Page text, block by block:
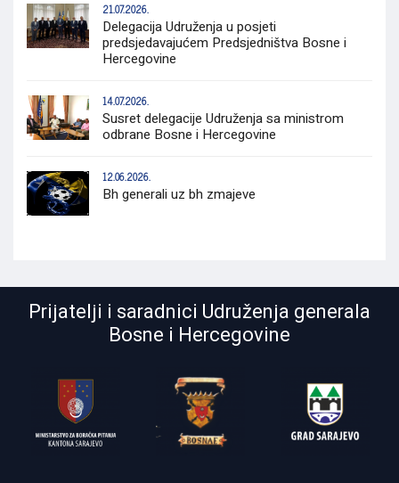
21.07.2026.
Delegacija Udruženja u posjeti
predsjedavajućem Predsjedništva Bosne i
Hercegovine
14.07.2026.
Susret delegacije Udruženja sa ministrom
odbrane Bosne i Hercegovine
12.06.2026.
Bh generali uz bh zmajeve
Prijatelji i saradnici Udruženja generala
Bosne i Hercegovine